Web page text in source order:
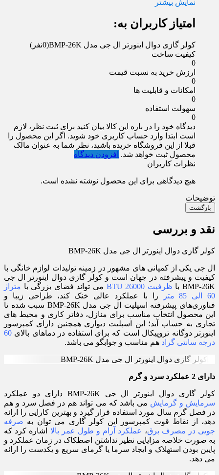
نمایش بیشتر
امتیاز کاربران به:
کولر گازی دوال اینورتر ال جی مدل BMP-26K
(0نفر)
کیفیت ساخت
0
ارزش خرید به نسبت قیمت
0
امکانات و قابلیت ها
0
سهولت استفاده
0
دیدگاه خود را در باره این کالا بیان کنید برای ثبت نظر، لازم
است ابتدا وارد حساب کاربری خود شوید. اگر این محصول را
قبلا از این فروشگاه خریده باشید، نظر شما به عنوان مالک
محصول ثبت خواهد شد. افزودن دیدگاه
نظرات کاربران
هیچ دیدگاهی برای این محصول نوشته نشده است.
توضیحات
بازگشت
نقد و بررسی
کولر گازی دوال اینورتر ال جی مدل BMP-26K
ال جی یکی از کمپانی های مشهور در زمینه تولیدات لوازم خانگی با
کیفیت و پیشرفته در جهان است و کولر گازی دوال اینورتر ال جی
BMP-26K با
ظرفیت 26000 BTU می تواند فضای بزرگی با متراژ
60 الی 85 متر
را با عملکرد عالی خنک کند، طراحی زیبا و
فناوری‌های پیشرفته اسپلیت ال جی مدل BMP-26K سبب شده تا
این محصول انتخاب مناسب برای منازل، دفاتر کاری و محیط‌ های
تجاری به حساب آید؛ این اسپلیت دیواری همچنین دارای کمپرسور
اینورتر دوگانه تروپیکال است که برای استفاده در دماهای بالای 60
درجه سانتی گراد هم مناسب و جوابگو می باشد.
دارای 2 عملکرد سرد و گرم
کولر گازی دوال اینورتر ال جی BMP-26K دارای دو عملکرد
سرمایش و گرمایش می باشد که می تواند هم در فصل سرد و هم
در فصل گرم سال مورد استفاده قرار گیرد و بهترین کارایی را ارائه
دهد، از نقاط قوت کمپرسور این کولر گازی می توان به صرفه
جویی در مصرف برق، عملکرد آرام و طول عمر بالا اشاره کرد که
به صورت خلاصه مزایایی نظیر نداشتن اصطکاک در زمان عملکرد و
پایین بودن استهلاک و ایجاد سرما یا گرمای سریع و یکدست را ارائه
می دهد.